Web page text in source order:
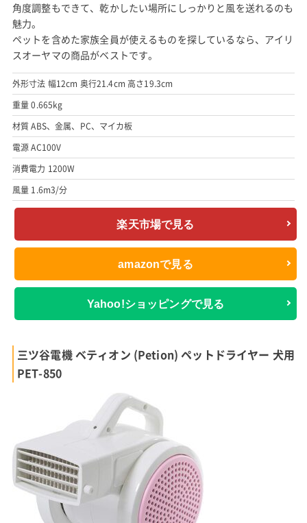
角度調整もできて、乾かしたい場所にしっかりと風を送れるのも
魅力。
ペットを含めた家族全員が使えるものを探しているなら、アイリ
スオーヤマの商品がベストです。
外形寸法 幅12cm 奥行21.4cm 高さ19.3cm
重量 0.665kg
材質 ABS、金属、PC、マイカ板
電源 AC100V
消費電力 1200W
風量 1.6m3/分
楽天市場で見る
amazonで見る
Yahoo!ショッピングで見る
三ツ谷電機 ベティオン (Petion) ペットドライヤー 犬用
PET-850